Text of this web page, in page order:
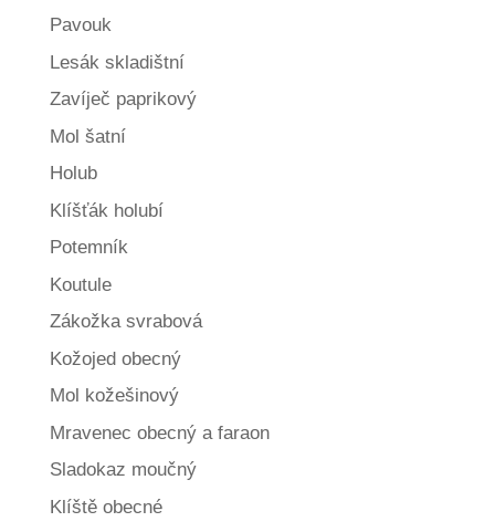
Pavouk
Lesák skladištní
Zavíječ paprikový
Mol šatní
Holub
Klíšťák holubí
Potemník
Koutule
Zákožka svrabová
Kožojed obecný
Mol kožešinový
Mravenec obecný a faraon
Sladokaz moučný
Klíště obecné